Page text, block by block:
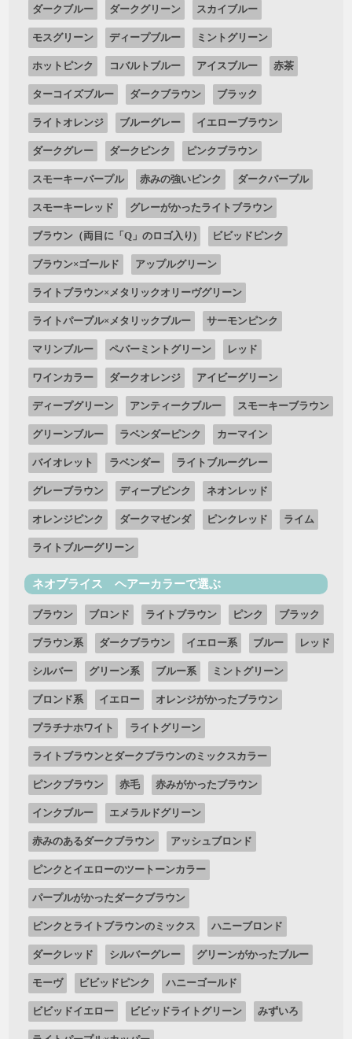
ダークブルー ダークグリーン スカイブルー
モスグリーン ディープブルー ミントグリーン
ホットピンク コバルトブルー アイスブルー 赤茶
ターコイズブルー ダークブラウン ブラック
ライトオレンジ ブルーグレー イエローブラウン
ダークグレー ダークピンク ピンクブラウン
スモーキーパープル 赤みの強いピンク ダークパープル
スモーキーレッド グレーがかったライトブラウン
ブラウン（両目に「Q」のロゴ入り) ビビッドピンク
ブラウン×ゴールド アップルグリーン
ライトブラウン×メタリックオリーヴグリーン
ライトパープル×メタリックブルー サーモンピンク
マリンブルー ペパーミントグリーン レッド
ワインカラー ダークオレンジ アイビーグリーン
ディープグリーン アンティークブルー スモーキーブラウン
グリーンブルー ラベンダーピンク カーマイン
バイオレット ラベンダー ライトブルーグレー
グレーブラウン ディープピンク ネオンレッド
オレンジピンク ダークマゼンダ ピンクレッド ライム
ライトブルーグリーン
ネオブライス ヘアーカラーで選ぶ
ブラウン ブロンド ライトブラウン ピンク ブラック
ブラウン系 ダークブラウン イエロー系 ブルー レッド
シルバー グリーン系 ブルー系 ミントグリーン
ブロンド系 イエロー オレンジがかったブラウン
プラチナホワイト ライトグリーン
ライトブラウンとダークブラウンのミックスカラー
ピンクブラウン 赤毛 赤みがかったブラウン
インクブルー エメラルドグリーン
赤みのあるダークブラウン アッシュブロンド
ピンクとイエローのツートーンカラー
パープルがかったダークブラウン
ピンクとライトブラウンのミックス ハニーブロンド
ダークレッド シルバーグレー グリーンがかったブルー
モーヴ ビビッドピンク ハニーゴールド
ビビッドイエロー ビビッドライトグリーン みずいろ